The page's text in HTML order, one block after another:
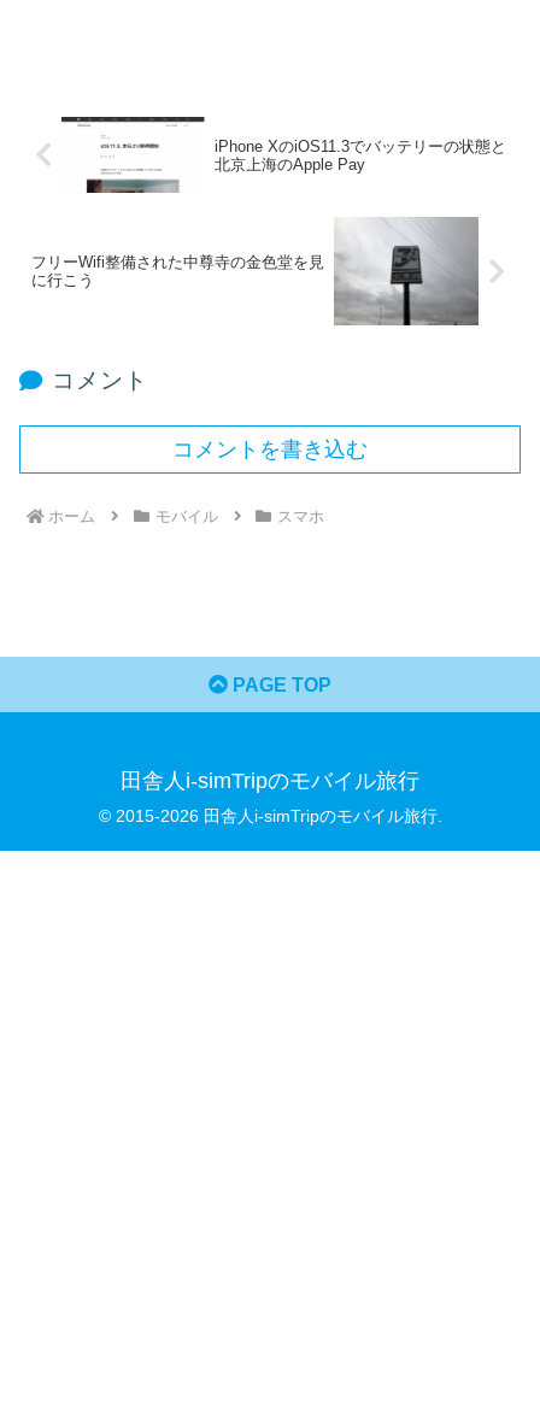
iPhone XのiOS11.3でバッテリーの状態と
北京上海のApple Pay
フリーWifi整備された中尊寺の金色堂を見
に行こう
コメント
コメントを書き込む
ホーム モバイル スマホ
PAGE TOP
田舎人i-simTripのモバイル旅行
© 2015-2026 田舎人i-simTripのモバイル旅行.